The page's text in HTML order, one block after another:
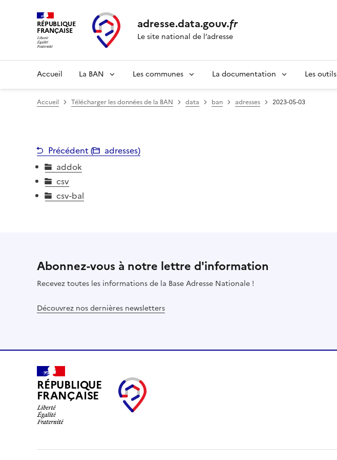
RÉPUBLIQUE
FRANÇAISE adresse.data.gouv.fr
Le site national de l’adresse
Accueil La BAN Les communes La documentation Les outils
Accueil Télécharger les données de la BAN data ban adresses 2023-05-03
Précédent ( adresses)
addok
csv
csv-bal
Abonnez-vous à notre lettre d'information
Recevez toutes les informations de la Base Adresse Nationale !
Découvrez nos dernières newsletters
RÉPUBLIQUE
FRANÇAISE